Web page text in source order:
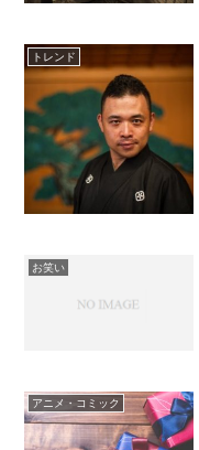
トレンド
お笑い
アニメ・コミック